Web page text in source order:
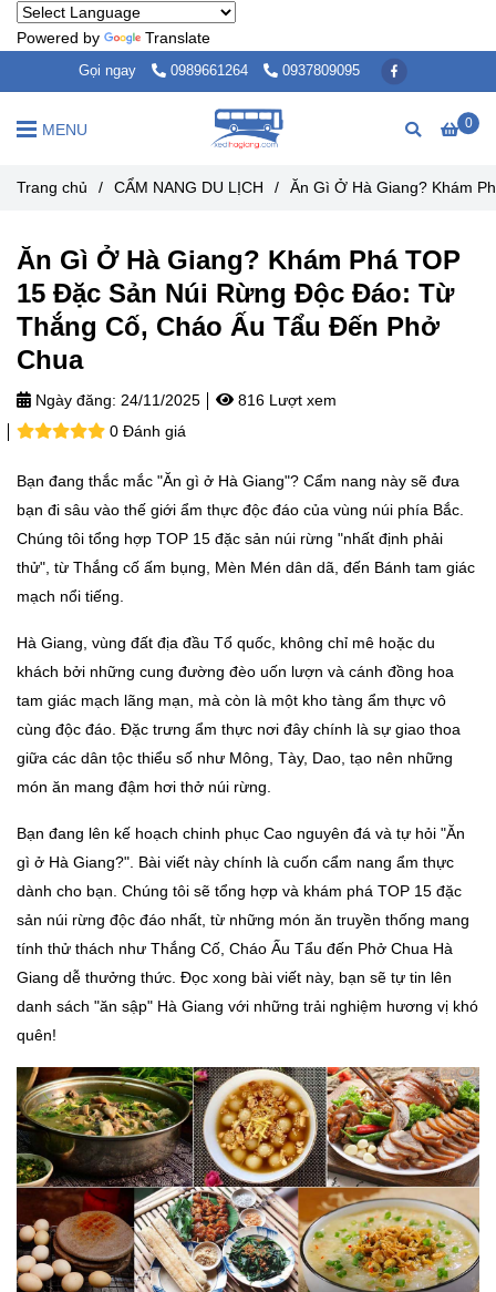
Powered by Translate
Gọi ngay 0989661264 0937809095
0
MENU
Trang chủ / CẨM NANG DU LỊCH / Ăn Gì Ở Hà Giang? Khám
Ăn Gì Ở Hà Giang? Khám Phá TOP
15 Đặc Sản Núi Rừng Độc Đáo: Từ
Thắng Cố, Cháo Ấu Tẩu Đến Phở
Chua
Ngày đăng: 24/11/2025
816 Lượt xem
0 Đánh giá
Bạn đang thắc mắc "Ăn gì ở Hà Giang"? Cẩm nang này sẽ đưa
bạn đi sâu vào thế giới ẩm thực độc đáo của vùng núi phía Bắc.
Chúng tôi tổng hợp TOP 15 đặc sản núi rừng "nhất định phải
thử", từ Thắng cố ấm bụng, Mèn Mén dân dã, đến Bánh tam giác
mạch nổi tiếng.
Hà Giang, vùng đất địa đầu Tổ quốc, không chỉ mê hoặc du
khách bởi những cung đường đèo uốn lượn và cánh đồng hoa
tam giác mạch lãng mạn, mà còn là một kho tàng ẩm thực vô
cùng độc đáo. Đặc trưng ẩm thực nơi đây chính là sự giao thoa
giữa các dân tộc thiểu số như Mông, Tày, Dao, tạo nên những
món ăn mang đậm hơi thở núi rừng.
Bạn đang lên kế hoạch chinh phục Cao nguyên đá và tự hỏi "Ăn
gì ở Hà Giang?". Bài viết này chính là cuốn cẩm nang ẩm thực
dành cho bạn. Chúng tôi sẽ tổng hợp và khám phá TOP 15 đặc
sản núi rừng độc đáo nhất, từ những món ăn truyền thống mang
tính thử thách như Thắng Cố, Cháo Ấu Tẩu đến Phở Chua Hà
Giang dễ thưởng thức. Đọc xong bài viết này, bạn sẽ tự tin lên
danh sách "ăn sập" Hà Giang với những trải nghiệm hương vị khó
quên!